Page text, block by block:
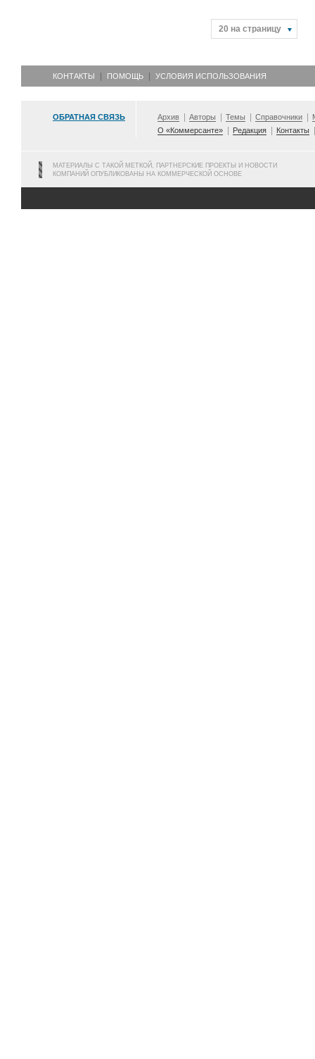
20 на страницу
КОНТАКТЫ ПОМОЩЬ УСЛОВИЯ ИСПОЛЬЗОВАНИЯ
ОБРАТНАЯ СВЯЗЬ Архив Авторы Темы Справочники
О «Коммерсанте»
Редакция Контакты
МАТЕРИАЛЫ С ТАКОЙ МЕТКОЙ, ПАРТНЕРСКИЕ ПРОЕКТЫ И НОВОСТИ
КОМПАНИЙ ОПУБЛИКОВАНЫ НА КОММЕРЧЕСКОЙ ОСНОВЕ